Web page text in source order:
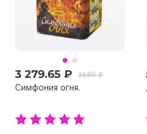
3 279.65 ₽ 3685 ₽
Симфония огня.